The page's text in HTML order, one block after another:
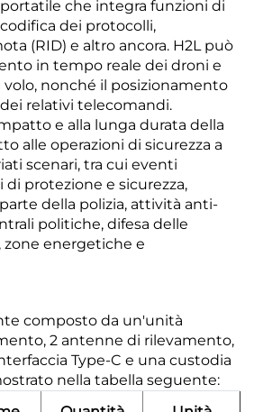
che integra funzioni di
dei protocolli,
(RID) e altro ancora. H2L può
in tempo reale dei droni e
volo, nonché il posizionamento
relativi telecomandi.
e alla lunga durata della
alle operazioni di sicurezza a
scenari, tra cui eventi
protezione e sicurezza,
della polizia, attività anti-
politiche, difesa delle
energetiche e
composto da un'unità
2 antenne di rilevamento,
Type-C e una custodia
nella tabella seguente: